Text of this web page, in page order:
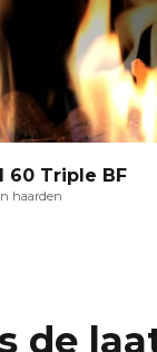
60 Triple BF
haarden
de